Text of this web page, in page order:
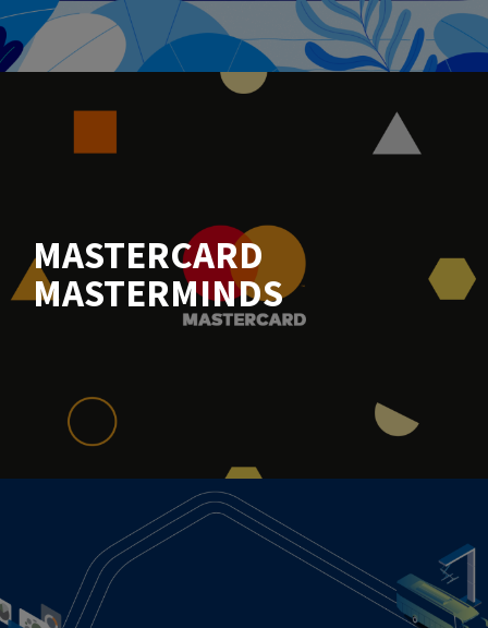
MASTERCARD
MASTERMINDS